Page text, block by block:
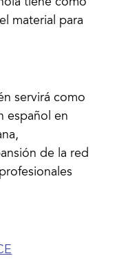
material para
servirá como
español en
de la red